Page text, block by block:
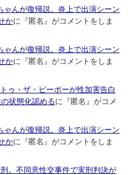
ゃんが復帰説。炎上で出演シーン
かに『匿名』がコメントをしま
ゃんが復帰説。炎上で出演シーン
かに『匿名』がコメントをしま
ゥ・ザ・ピーポーが性加害告白
状態化認めるに『匿名』がコメ
ゃんが復帰説。炎上で出演シーン
かに『匿名』がコメントをしま
。不同意性交事件で実刑判決が